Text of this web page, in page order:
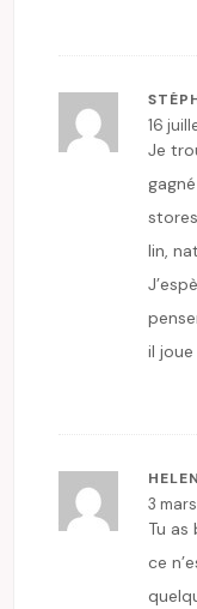
16
Je
lin,
il
3
Tu as
ce